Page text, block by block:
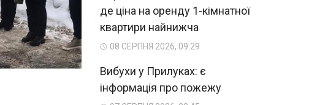
де ціна на оренду 1-кімнатної
квартири найнижча
08 СЕРПНЯ 2026, 09:29
Вибухи у Прилуках: є
інформація про пожежу